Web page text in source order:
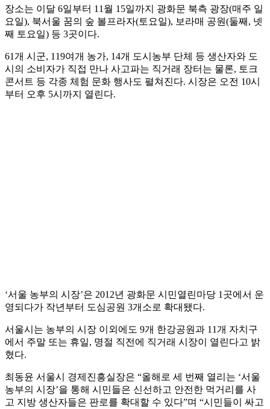
장소는 이달 6일부터 11월 15일까지 광화문 북측 광장(매주 일
요일), 북서울 꿈의 숲 볼프라자(토요일), 보라매 공원(둘째, 넷
째 토요일) 등 3곳이다.
61개 시군, 119여개 농가, 14개 도시농부 단체 등 생산자와 도
시의 소비자가 직접 만나 사고파는 직거래 장터는 물론, 토크
콘서트 등 각종 체험 문화 행사도 펼쳐진다. 시장은 오전 10시
부터 오후 5시까지 열린다.
‘서울 농부의 시장’은 2012년 광화문 시민열린마당 1곳에서 운
영되다가 작년부터 도심공원 3개소로 확대됐다.
서울시는 농부의 시장 이외에도 9개 한강공원과 11개 자치구
에서 주말 또는 휴일, 명절 직전에 직거래 시장이 열린다고 밝
혔다.
최동윤 서울시 경제진흥실장은 “올해로 세 번째 열리는 ‘서울
농부의 시장’을 통해 시민들은 신선하고 안전한 먹거리를 사
고 지방 생산자들은 판로를 확대할 수 있다”며 “시민들이 싸고